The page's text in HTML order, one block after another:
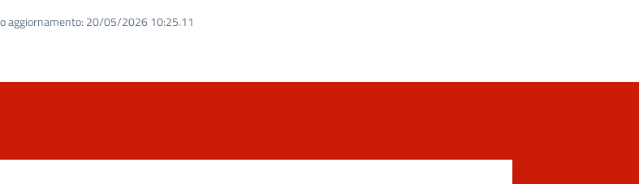
aggiornamento: 20/05/2026 10:25.11